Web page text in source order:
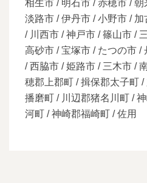
相生市 / 明石市 / 赤穂市 /
淡路市 / 伊丹市 / 小野市 /
/ 川西市 / 神戸市 / 篠山市 /
高砂市 / 宝塚市 / たつの市 /
/ 西脇市 / 姫路市 / 三木市 /
穂郡上郡町 / 揖保郡太子町
播磨町 / 川辺郡猪名川町 /
河町 / 神崎郡福崎町 / 佐用